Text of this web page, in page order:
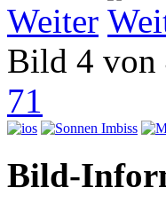
Weiter
Bild 4 von
71
Bild-